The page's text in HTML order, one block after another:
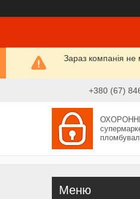
Зараз компанія не
+380 (67)